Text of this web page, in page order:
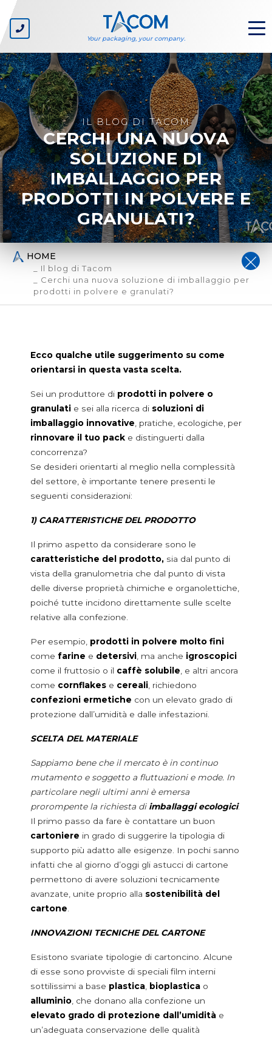
Your packaging, your company.
CHI SIAMO
L'azienda
I valori
Ecosostenibilità
SETTORI
GDO - Private label
Produttori di beni di largo consumo
Cartonieri
Produttori di linee di imballaggio
Packaging designer
BECCUCCI DOSATORI
CONTATTI
Additivi e alimenti in polvere
Additivi alimentari
Baby food
Health food
Latte in polvere
Tè, caffè e bevande istantanee
Cereali e legumi
Cereali in grano e da colazione
Semi e legumi
Dolcificanti e insaporitori
Aromi surgelati
Condimenti, aromi e spezie
Zuccheri e dolcificanti
DOSATORI NON-FOOD
Additivi e detergenti
Additivi anticalcare
Detergenti per lavastoviglie
Igienizzanti e sbiancanti
Sale per lavastoviglie
Prodotti casa e corpo
Deodoranti in polvere e talco
Perle e sali da bagno
Animali e giardinaggio
Fitofarmaci e fertilizzanti
Lettiere
Sementi
BECCUCCI
Pac spout
Cloc spout
Pour & dose
Bispenser
IL BLOG DI TACOM
CERCHI UNA NUOVA
SOLUZIONE DI
IMBALLAGGIO PER
PRODOTTI IN POLVERE E
GRANULATI?
HOME
_ Il blog di Tacom
_ Cerchi una nuova soluzione di imballaggio per
prodotti in polvere e granulati?
Ecco qualche utile suggerimento su come
orientarsi in questa vasta scelta.
Sei un produttore di prodotti in polvere o
granulati e sei alla ricerca di soluzioni di
imballaggio innovative , pratiche, ecologiche, per
rinnovare il tuo pack e distinguerti dalla
concorrenza?
Se desideri orientarti al meglio nella complessità
del settore, è importante tenere presenti le
seguenti considerazioni:
1) CARATTERISTICHE DEL PRODOTTO
Il primo aspetto da considerare sono le
caratteristiche del prodotto, sia dal punto di
vista della granulometria che dal punto di vista
delle diverse proprietà chimiche e organolettiche,
poiché tutte incidono direttamente sulle scelte
relative alla confezione.
Per esempio, prodotti in polvere molto fini
come farine e detersivi , ma anche igroscopici
come il fruttosio o il caffè solubile , e altri ancora
come cornflakes e cereali , richiedono
confezioni ermetiche con un elevato grado di
protezione dall’umidità e dalle infestazioni.
SCELTA DEL MATERIALE
Sappiamo bene che il mercato è in continuo
mutamento e soggetto a fluttuazioni e mode. In
particolare negli ultimi anni è emersa
prorompente la richiesta di imballaggi ecologici.
Il primo passo da fare è contattare un buon
cartoniere in grado di suggerire la tipologia di
supporto più adatto alle esigenze. In pochi sanno
infatti che al giorno d’oggi gli astucci di cartone
permettono di avere soluzioni tecnicamente
avanzate, unite proprio alla sostenibilità del
cartone
INNOVAZIONI TECNICHE DEL CARTONE
Esistono svariate tipologie di cartoncino. Alcune
di esse sono provviste di speciali film interni
sottilissimi a base plastica bioplastica o
alluminio , che donano alla confezione un
elevato grado di protezione dall’umidità e
un’adeguata conservazione delle qualità